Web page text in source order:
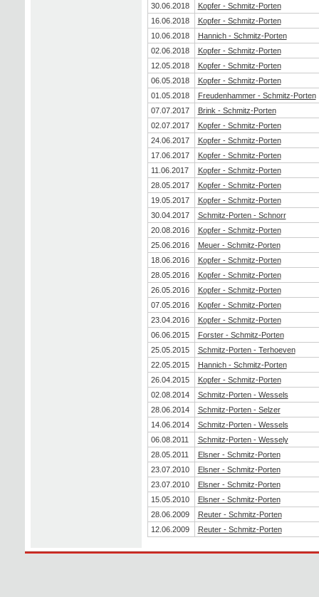
30.06.2018
Kopfer - Schmitz-Porten
16.06.2018
Kopfer - Schmitz-Porten
10.06.2018
Hannich - Schmitz-Porten
02.06.2018
Kopfer - Schmitz-Porten
12.05.2018
Kopfer - Schmitz-Porten
06.05.2018
Kopfer - Schmitz-Porten
01.05.2018
Freudenhammer - Schmitz-Porten
07.07.2017
Brink - Schmitz-Porten
02.07.2017
Kopfer - Schmitz-Porten
24.06.2017
Kopfer - Schmitz-Porten
17.06.2017
Kopfer - Schmitz-Porten
11.06.2017
Kopfer - Schmitz-Porten
28.05.2017
Kopfer - Schmitz-Porten
19.05.2017
Kopfer - Schmitz-Porten
30.04.2017
Schmitz-Porten - Schnorr
20.08.2016
Kopfer - Schmitz-Porten
25.06.2016
Meuer - Schmitz-Porten
18.06.2016
Kopfer - Schmitz-Porten
28.05.2016
Kopfer - Schmitz-Porten
26.05.2016
Kopfer - Schmitz-Porten
07.05.2016
Kopfer - Schmitz-Porten
23.04.2016
Kopfer - Schmitz-Porten
06.06.2015
Forster - Schmitz-Porten
25.05.2015
Schmitz-Porten - Terhoeven
22.05.2015
Hannich - Schmitz-Porten
26.04.2015
Kopfer - Schmitz-Porten
02.08.2014
Schmitz-Porten - Wessels
28.06.2014
Schmitz-Porten - Selzer
14.06.2014
Schmitz-Porten - Wessels
06.08.2011
Schmitz-Porten - Wessely
28.05.2011
Elsner - Schmitz-Porten
23.07.2010
Elsner - Schmitz-Porten
23.07.2010
Elsner - Schmitz-Porten
15.05.2010
Elsner - Schmitz-Porten
28.06.2009
Reuter - Schmitz-Porten
12.06.2009
Reuter - Schmitz-Porten